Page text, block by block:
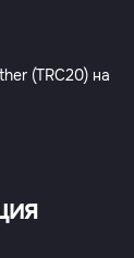
(TRC20) на